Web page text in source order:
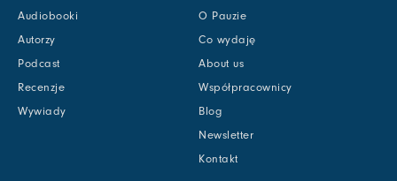
Audiobooki
Autorzy
Podcast
Recenzje
Wywiady
O Pauzie
Co wydaję
About us
Współpracownicy
Blog
Newsletter
Kontakt